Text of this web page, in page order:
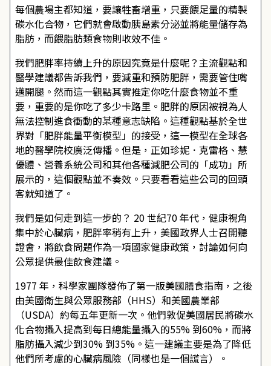
每個農場主都知道，要讓牲畜增重，只要餵足量的精製
碳水化合物，它們就會啟動胰島素分泌並將能量儲存為
脂肪，而餵脂肪類食物則收效不佳。
我們肥胖率持續上升的原因究竟是什麼呢？主流觀點和
醫學建議都告訴我們，要減重和預防肥胖，需要管住嘴
邁開腿。然而這一觀點其實推定你吃什麼食物並不重
要，重要的是你吃了多少卡路里。肥胖的原因被視為人
無法控制進食衝動的某種意志缺陷。這種觀點基於全世
界對「肥胖能量平衡模型」的接受，這一模型在全球各
地的醫學院校廣泛傳播。但是，正如珍妮．克雷格、慧
優體、營養系統公司和其他各種減肥公司的「成功」所
展示的，這個觀點並不奏效。只要看看這些公司的回頭
客就知道了。
我們是如何走到這一步的？ 20 世紀70 年代，健康視角
集中於心臟病，肥胖率稍有上升，美國政界人士召開聽
證會，將飲食問題作為一項國家健康政策，討論如何向
公眾提供最佳飲食建議。
1977 年，科學家團隊發佈了第一版美國膳食指南，之後
由美國衛生與公眾服務部（HHS）和美國農業部
（USDA）約每五年更新一次。他們敦促美國居民將碳水
化合物攝入提高到每日總能量攝入的55% 到60%，而將
脂肪攝入減少到30% 到35%。這一建議主要是為了降低
他們所考慮的心臟病風險（同樣也是一個謊言）。